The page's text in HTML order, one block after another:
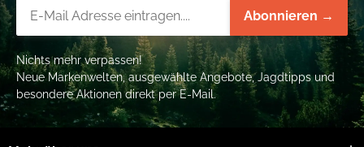
Abonnieren →
Nichts mehr verpassen!
Neue Markenwelten, ausgewählte Angebote, Jagdtipps und
besondere Aktionen direkt per E-Mail.